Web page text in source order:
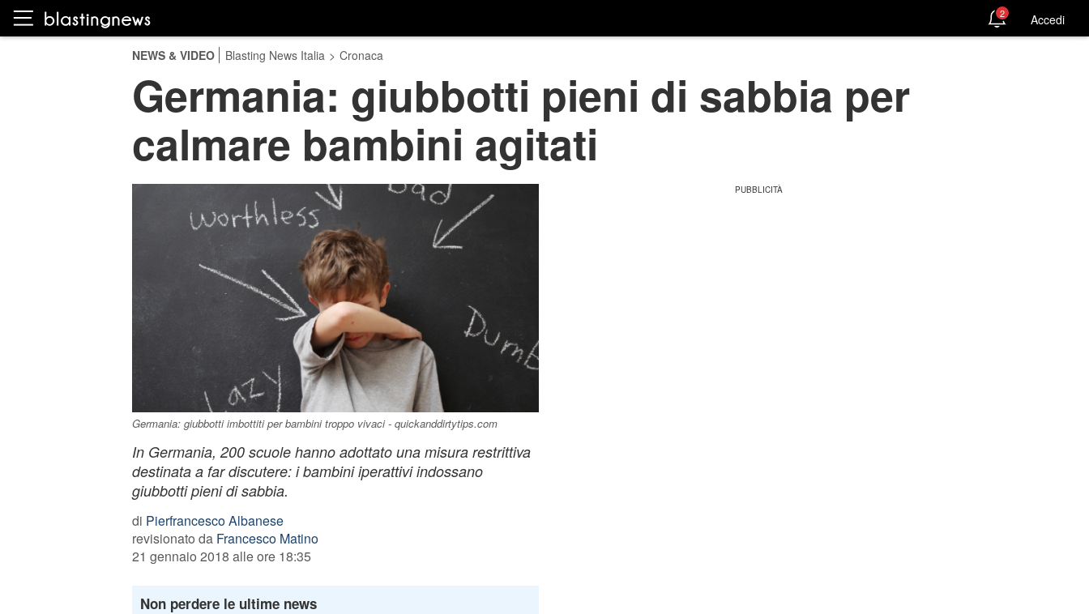
2 Accedi
NEWS & VIDEO Blasting News Italia > Cronaca
Germania: giubbotti pieni di sabbia per
calmare bambini agitati
Germania: giubbotti imbottiti per bambini troppo vivaci - quickanddirtytips.com
In Germania, 200 scuole hanno adottato una misura restrittiva
destinata a far discutere: i bambini iperattivi indossano
giubbotti pieni di sabbia.
di Pierfrancesco Albanese
revisionato da Francesco Matino
21 gennaio 2018 alle ore 18:35
Non perdere le ultime news